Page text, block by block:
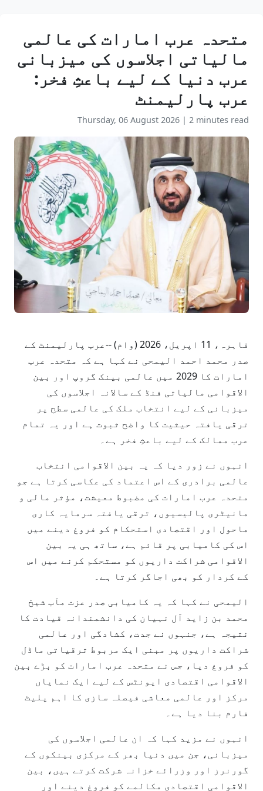
متحدہ عرب امارات کی عالمی
مالیاتی اجلاسوں کی میزبانی
عرب دنیا کے لیے باعثِ فخر:
عرب پارلیمنٹ
Thursday, 06 August 2026 | 2 minutes read
قاہرہ، 11 اپریل، 2026 (وام) --عرب پارلیمنٹ کے
صدر محمد احمد الیمحی نے کہا ہے کہ متحدہ عرب
امارات کا 2029 میں عالمی بینک گروپ اور بین
الاقوامی مالیاتی فنڈ کے سالانہ اجلاسوں کی
میزبانی کے لیے انتخاب ملک کی عالمی سطح پر
ترقی یافتہ حیثیت کا واضح ثبوت ہے اور یہ تمام
عرب ممالک کے لیے باعثِ فخر ہے۔
انہوں نے زور دیا کہ یہ بین الاقوامی انتخاب
عالمی برادری کے اس اعتماد کی عکاسی کرتا ہے جو
متحدہ عرب امارات کی مضبوط معیشت، مؤثر مالی و
مانیٹری پالیسیوں، ترقی یافتہ سرمایہ کاری
ماحول اور اقتصادی استحکام کو فروغ دینے میں
اس کی کامیابی پر قائم ہے، ساتھ ہی یہ بین
الاقوامی شراکت داریوں کو مستحکم کرنے میں اس
کے کردار کو بھی اجاگر کرتا ہے۔
الیمحی نے کہا کہ یہ کامیابی صدر عزت مآب شیخ
محمد بن زاید آل نہیان کی دانشمندانہ قیادت کا
نتیجہ ہے، جنہوں نے جدت، کشادگی اور عالمی
شراکت داریوں پر مبنی ایک مربوط ترقیاتی ماڈل
کو فروغ دیا، جس نے متحدہ عرب امارات کو بڑے بین
الاقوامی اقتصادی ایونٹس کے لیے ایک نمایاں
مرکز اور عالمی معاشی فیصلہ سازی کا اہم پلیٹ
فارم بنا دیا ہے۔
انہوں نے مزید کہا کہ ان عالمی اجلاسوں کی
میزبانی، جن میں دنیا بھر کے مرکزی بینکوں کے
گورنرز اور وزرائے خزانہ شرکت کرتے ہیں، بین
الاقوامی اقتصادی مکالمے کو فروغ دینے اور